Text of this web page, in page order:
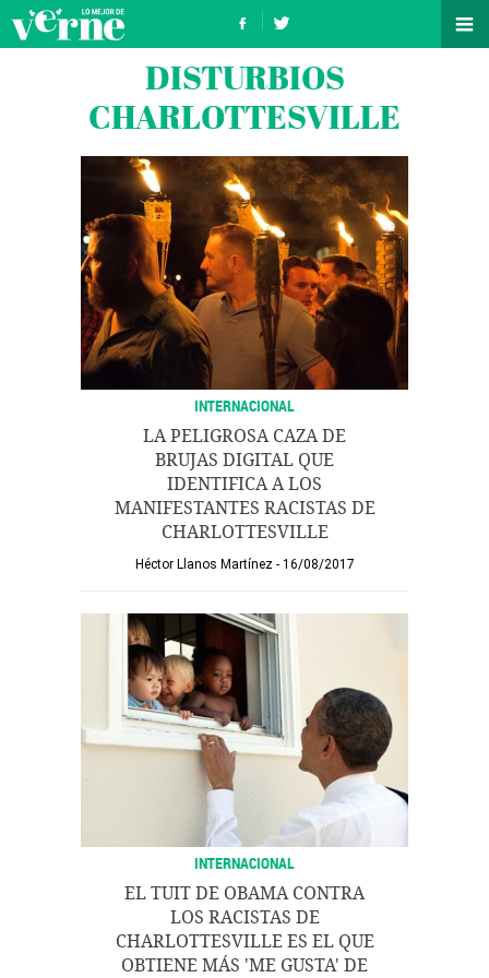
DISTURBIOS
CHARLOTTESVILLE
INTERNACIONAL
LA PELIGROSA CAZA DE
BRUJAS DIGITAL QUE
IDENTIFICA A LOS
MANIFESTANTES RACISTAS DE
CHARLOTTESVILLE
Héctor Llanos Martínez 16/08/2017
INTERNACIONAL
EL TUIT DE OBAMA CONTRA
LOS RACISTAS DE
CHARLOTTESVILLE ES EL QUE
OBTIENE MÁS 'ME GUSTA' DE